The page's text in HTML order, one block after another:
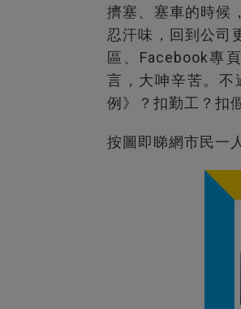
擠塞、塞車的時候
忍汗味，回到公司
區、Facebook專
言，大呻辛苦。不
例》？扣勤工？扣
按圖即睇網市民一